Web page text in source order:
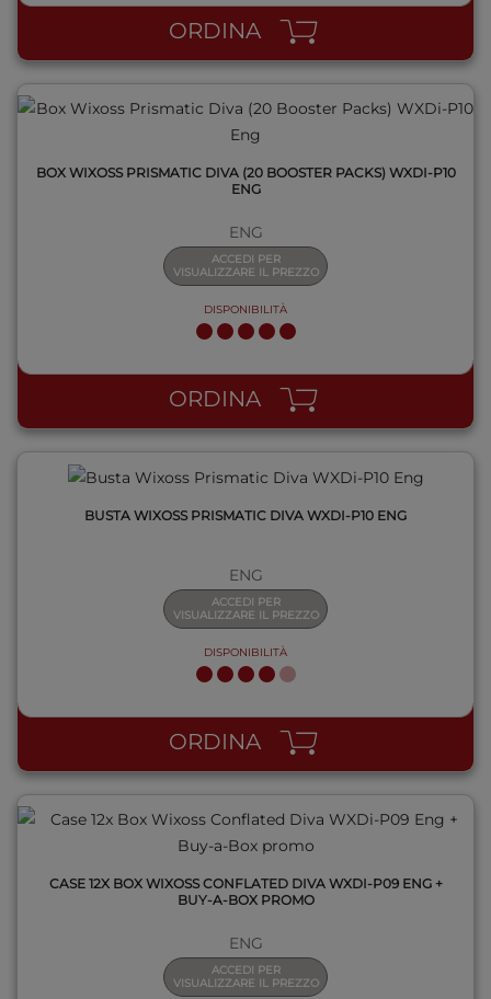
ORDINA
BOX WIXOSS PRISMATIC DIVA (20 BOOSTER PACKS) WXDI-P10
ENG
ENG
ACCEDI PER
VISUALIZZARE IL PREZZO
DISPONIBILITÀ
ORDINA
QUICK VIEW
BUSTA WIXOSS PRISMATIC DIVA WXDI-P10 ENG
ENG
ACCEDI PER
VISUALIZZARE IL PREZZO
DISPONIBILITÀ
ORDINA
QUICK VIEW
CASE 12X BOX WIXOSS CONFLATED DIVA WXDI-P09 ENG +
BUY-A-BOX PROMO
ENG
ACCEDI PER
VISUALIZZARE IL PREZZO